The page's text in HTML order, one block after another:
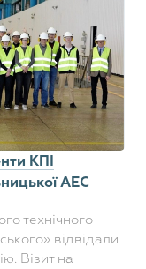
КПІ
АЕС
технічного
відвідали
Візит на